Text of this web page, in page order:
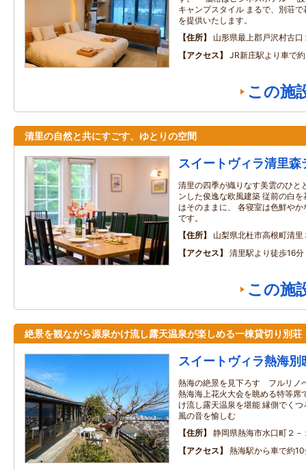
キャンプスタイル まるで、別荘
を提供いたします。
住所
山形県最上郡戸沢村古
アクセス
JR新庄駅より車で
この施
清里の自然と共にすごす、ゆとりの空間
スイートヴィラ清里森
清里の四季が織りなす美雲のひと
ンした俊逸な欧風建築 従前の白
はそのままに、 各寝室は色鮮や
です。
住所
山梨県北杜市高根町清
アクセス
清里駅より徒歩16
この施
絶景を観ながら源泉かけ流し露天温泉が楽しめる一棟貸切り別荘
スイートヴィラ熱海別
熱海の絶景を見下ろす フルリノ
熱海海上花火大会を眺める特等席
け流し露天温泉を堪能 縁側で
風の音を愉しむ
住所
静岡県熱海市水口町２－
アクセス
熱海駅から車で約